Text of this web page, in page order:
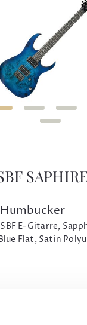
E-Gitarre,
Flat, Satin